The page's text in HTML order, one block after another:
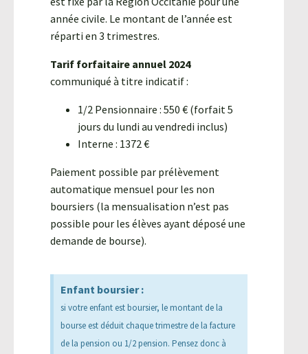
année civile. Le montant de l’année est
réparti en 3 trimestres.
Tarif forfaitaire annuel 2024
communiqué à titre indicatif :
1/2 Pensionnaire : 550 € (forfait 5
jours du lundi au vendredi inclus)
Interne : 1372 €
Paiement possible par prélèvement
automatique mensuel pour les non
boursiers (la mensualisation n’est pas
possible pour les élèves ayant déposé une
demande de bourse).
Enfant boursier :
si votre enfant est boursier, le montant de la
bourse est déduit chaque trimestre de la facture
de la pension ou 1/2 pension. Pensez donc à